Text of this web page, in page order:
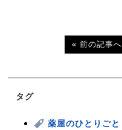
« 前の記事へ
タグ
薬屋のひとりごと